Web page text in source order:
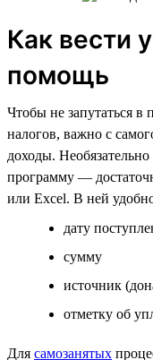
Как вести
помощь
Чтобы не запутаться в
налогов, важно с
доходы. Необязательно
программу —
или Excel. В ней
дату
сумму
источник
отметку об
Для самозанятых